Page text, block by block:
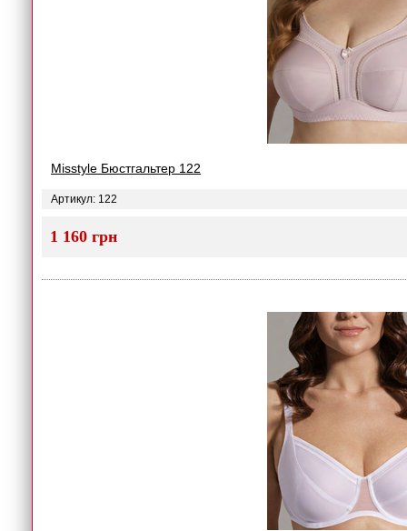
Misstyle Бюстгальтер 122
Артикул: 122
1 160 грн